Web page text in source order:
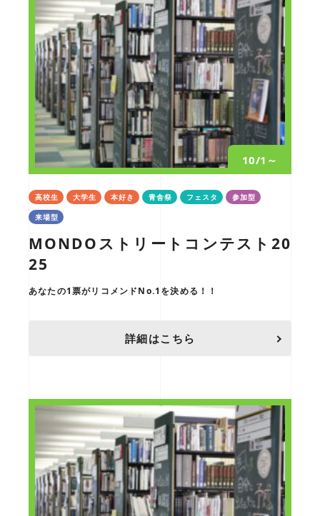
10/1～
高校生 大学生 本好き 青舎祭 フェスタ
参加型
来場型
MONDOストリートコンテスト20
25
あなたの1票がリコメンドNo.1を決める！！
詳細はこちら